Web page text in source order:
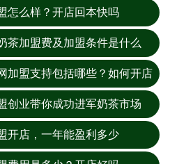
怎么样？开店回本快吗
茶加盟费及加盟条件是什么
加盟支持包括哪些？如何开店
创业带你成功进军奶茶市场
开店，一年能盈利多少